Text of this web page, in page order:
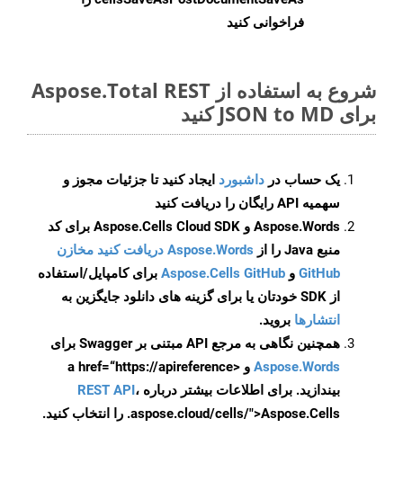
فراخوانی کنید
شروع به استفاده از Aspose.Total REST
برای JSON to MD کنید
یک حساب در داشبورد ایجاد کنید تا جزئیات مجوز و
سهمیه API رایگان را دریافت کنید
Aspose.Words و Aspose.Cells Cloud SDK برای کد
منبع Java را از
Aspose.Words دریافت کنید مخازن
GitHub و Aspose.Cells GitHub برای کامپایل/استفاده
از SDK خودتان یا برای گزینه های دانلود جایگزین به
انتشارها بروید.
همچنین نگاهی به مرجع API مبتنی بر Swagger برای
Aspose.Words
و <a href=“https://apireference
بیندازید. برای اطلاعات بیشتر درباره REST API،
.aspose.cloud/cells/">Aspose.Cells را انتخاب کنید.